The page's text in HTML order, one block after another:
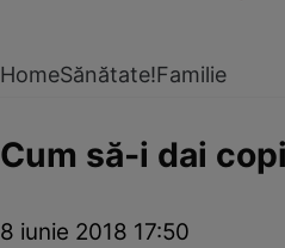
HomeSănătate!Familie
Cum să-i dai
8 iunie 2018 17:50